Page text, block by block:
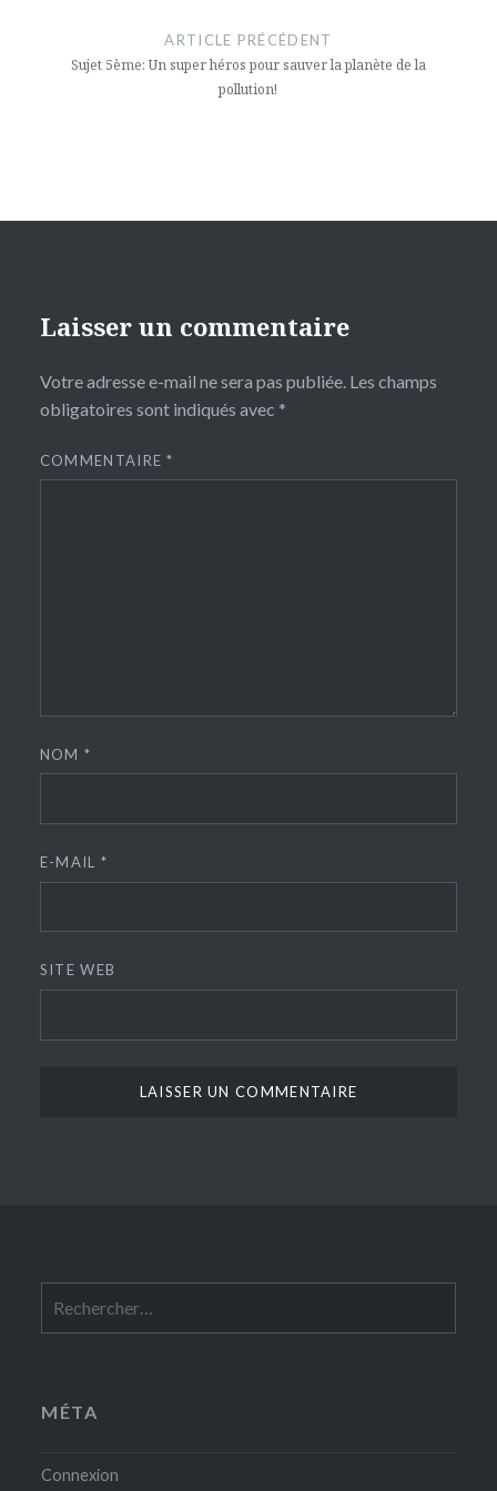
l’article
ARTICLE PRÉCÉDENT
Sujet 5ème: Un super héros pour sauver la planète de la
pollution!
Laisser un commentaire
Votre adresse e-mail ne sera pas publiée. Les champs
obligatoires sont indiqués avec *
COMMENTAIRE*
NOM*
E-MAIL *
SITE WEB
MÉTA
Connexion